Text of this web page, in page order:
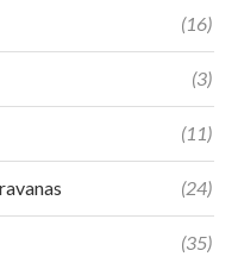
(16)
(3)
(11)
(24)
(35)